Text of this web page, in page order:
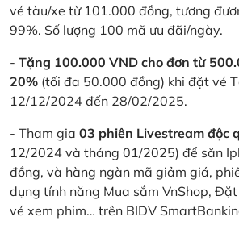
vé tàu/xe từ 101.000 đồng, tương
99%. Số lượng 100 mã ưu đãi/ngày.
- Tặng 100.000 VND cho đơn từ
20% (tối đa 50.000 đồng) khi đặt vé
12/12/2024 đến 28/02/2025.
- Tham gia 03 phiên Livestream độc
12/2024 và tháng 01/2025) để săn
đồng, và hàng ngàn mã giảm giá,
dụng tính năng Mua sắm VnShop,
vé xem phim… trên BIDV